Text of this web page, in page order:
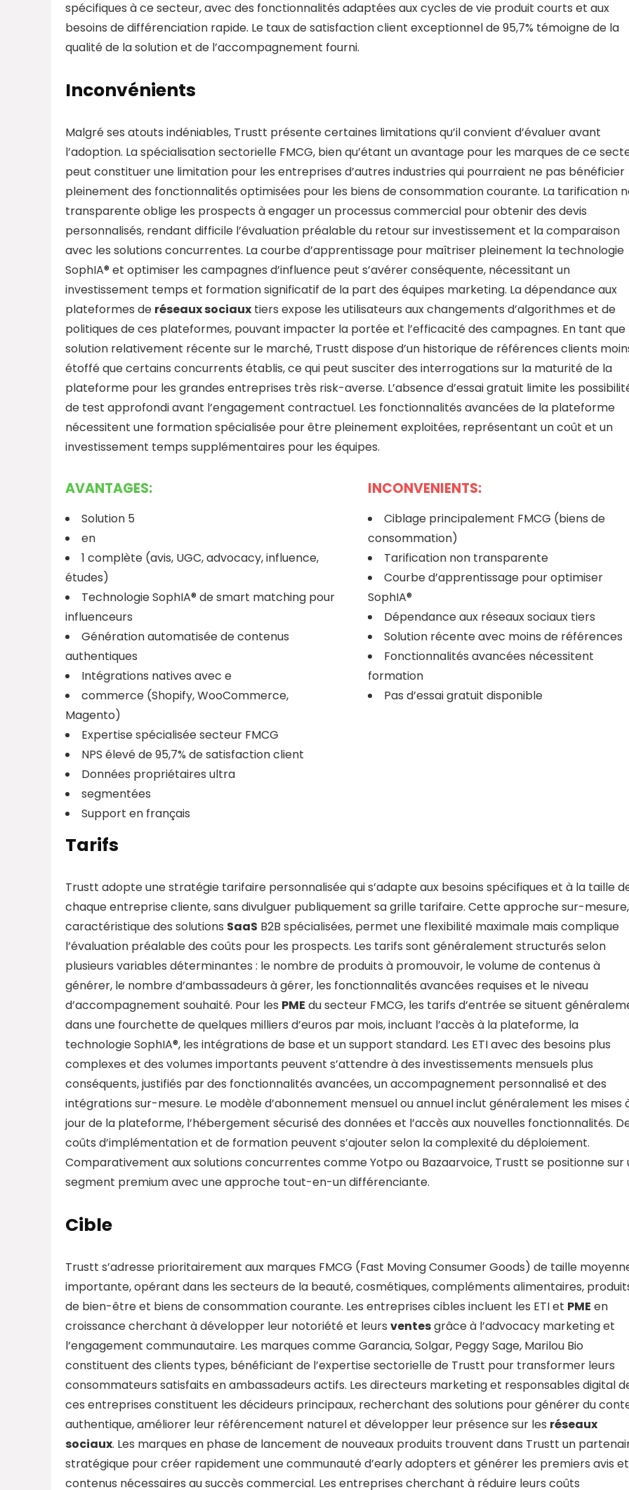
spécifiques à ce secteur, avec des fonctionnalités adaptées aux cycles de vie produit courts et aux
besoins de différenciation rapide. Le taux de satisfaction client exceptionnel de 95,7% témoigne de la
qualité de la solution et de l’accompagnement fourni.
Inconvénients
Malgré ses atouts indéniables, Trustt présente certaines limitations qu’il convient d’évaluer avant
l’adoption. La spécialisation sectorielle FMCG, bien qu’étant un avantage pour les marques de ce
peut constituer une limitation pour les entreprises d’autres industries qui pourraient ne pas bénéficier
pleinement des fonctionnalités optimisées pour les biens de consommation courante. La tarification
transparente oblige les prospects à engager un processus commercial pour obtenir des devis
personnalisés, rendant difficile l’évaluation préalable du retour sur investissement et la comparaison
avec les solutions concurrentes. La courbe d’apprentissage pour maîtriser pleinement la technologie
SophIA® et optimiser les campagnes d’influence peut s’avérer conséquente, nécessitant un
investissement temps et formation significatif de la part des équipes marketing. La dépendance aux
plateformes de réseaux sociaux tiers expose les utilisateurs aux changements d’algorithmes et de
politiques de ces plateformes, pouvant impacter la portée et l’efficacité des campagnes. En tant que
solution relativement récente sur le marché, Trustt dispose d’un historique de références clients
étoffé que certains concurrents établis, ce qui peut susciter des interrogations sur la maturité de la
plateforme pour les grandes entreprises très risk-averse. L’absence d’essai gratuit limite les
de test approfondi avant l’engagement contractuel. Les fonctionnalités avancées de la plateforme
nécessitent une formation spécialisée pour être pleinement exploitées, représentant un coût et un
investissement temps supplémentaires pour les équipes.
AVANTAGES:
Solution 5
en
1 complète (avis, UGC, advocacy, influence,
études)
Technologie SophIA® de smart matching pour
influenceurs
Génération automatisée de contenus
authentiques
Intégrations natives avec e
commerce (Shopify, WooCommerce,
Magento)
Expertise spécialisée secteur FMCG
NPS élevé de 95,7% de satisfaction client
Données propriétaires ultra
segmentées
Support en français
INCONVENIENTS:
Ciblage principalement FMCG (biens de
consommation)
Tarification non transparente
Courbe d’apprentissage pour optimiser
SophIA®
Dépendance aux réseaux sociaux tiers
Solution récente avec moins de références
Fonctionnalités avancées nécessitent
formation
Pas d’essai gratuit disponible
Tarifs
Trustt adopte une stratégie tarifaire personnalisée qui s’adapte aux besoins spécifiques et à la taille
chaque entreprise cliente, sans divulguer publiquement sa grille tarifaire. Cette approche sur-mesure,
caractéristique des solutions SaaS B2B spécialisées, permet une flexibilité maximale mais complique
l’évaluation préalable des coûts pour les prospects. Les tarifs sont généralement structurés selon
plusieurs variables déterminantes : le nombre de produits à promouvoir, le volume de contenus à
générer, le nombre d’ambassadeurs à gérer, les fonctionnalités avancées requises et le niveau
d’accompagnement souhaité. Pour les PME du secteur FMCG, les tarifs d’entrée se situent
dans une fourchette de quelques milliers d’euros par mois, incluant l’accès à la plateforme, la
technologie SophIA®, les intégrations de base et un support standard. Les ETI avec des besoins plus
complexes et des volumes importants peuvent s’attendre à des investissements mensuels plus
conséquents, justifiés par des fonctionnalités avancées, un accompagnement personnalisé et des
intégrations sur-mesure. Le modèle d’abonnement mensuel ou annuel inclut généralement les mises
jour de la plateforme, l’hébergement sécurisé des données et l’accès aux nouvelles fonctionnalités.
coûts d’implémentation et de formation peuvent s’ajouter selon la complexité du déploiement.
Comparativement aux solutions concurrentes comme Yotpo ou Bazaarvoice, Trustt se positionne sur
segment premium avec une approche tout-en-un différenciante.
Cible
Trustt s’adresse prioritairement aux marques FMCG (Fast Moving Consumer Goods) de taille
importante, opérant dans les secteurs de la beauté, cosmétiques, compléments alimentaires,
de bien-être et biens de consommation courante. Les entreprises cibles incluent les ETI et PME en
croissance cherchant à développer leur notoriété et leurs ventesgrâce à l’advocacy marketing et
l’engagement communautaire. Les marques comme Garancia, Solgar, Peggy Sage, Marilou Bio
constituent des clients types, bénéficiant de l’expertise sectorielle de Trustt pour transformer leurs
consommateurs satisfaits en ambassadeurs actifs. Les directeurs marketing et responsables digital
ces entreprises constituent les décideurs principaux, recherchant des solutions pour générer du
authentique, améliorer leur référencement naturel et développer leur présence sur les réseaux
sociaux. Les marques en phase de lancement de nouveaux produits trouvent dans Trustt un
stratégique pour créer rapidement une communauté d’early adopters et générer les premiers avis et
contenus nécessaires au succès commercial. Les entreprises cherchant à réduire leurs coûts